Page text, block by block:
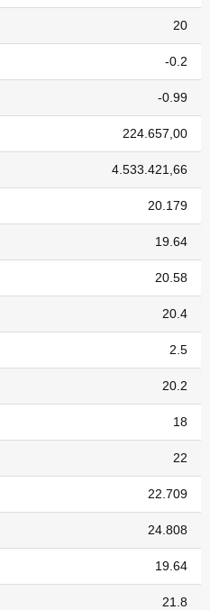
20
-0.2
-0.99
224.657,00
4.533.421,66
20.179
19.64
20.58
20.4
2.5
20.2
18
22
22.709
24.808
19.64
21.8